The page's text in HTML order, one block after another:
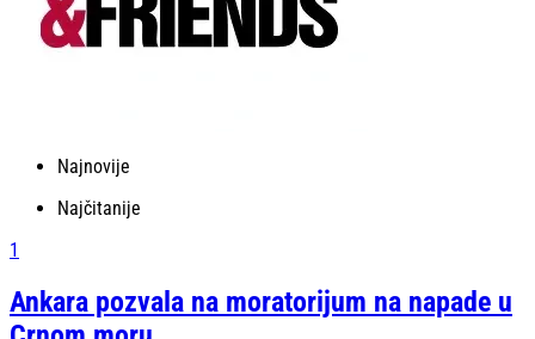
Najnovije
Najčitanije
1
Ankara pozvala na moratorijum na napade u